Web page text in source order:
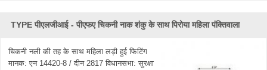
TYPE पीएलजीआई - पीएफए ​​चिकनी नाक शंकु के साथ पिरोया महिला पंक्तिवाला
चिकनी नली की तह के साथ महिला लड़ी हुई फिटिंग
मानक: एन 14420-8 / दीन 2817 विधानसभा: सुरक्षा